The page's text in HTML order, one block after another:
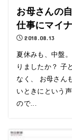
お母さんの
仕事にマイ
2018.08.13
夏休みも、中盤
りましたか？ 子
なく、 お母さん
いときにという
ので...